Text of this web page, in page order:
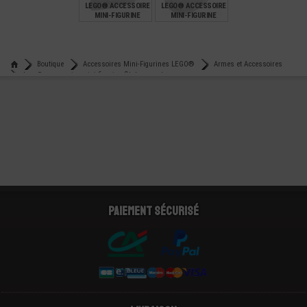
LEGO® ACCESSOIRE
MINI-FIGURINE
LEGO® ACCESSOIRE
MINI-FIGURINE
Boutique
Accessoires Mini-Figurines LEGO®
Armes et Accessoires
Lego® accessoire mini-figurine flèche pour harpon
Paiement sécurisé